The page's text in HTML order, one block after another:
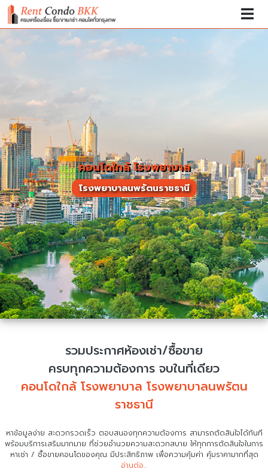
คอนโดใกล้ โรงพยาบาล
โรงพยาบาลนพรัตนราชธานี
รวมประกาศห้องเช่า/ซื้อขาย
ครบทุกความต้องการ จบในที่เดียว
คอนโดใกล้ โรงพยาบาล โรงพยาบาลนพรัตน
ราชธานี
หาข้อมูลง่าย สะดวกรวดเร็ว ตอบสนองทุกความต้องการ สามารถตัดสินใจได้ทันที
พร้อมบริการเสริมมากมาย ที่ช่วยอำนวยความสะดวกสบาย ให้ทุกการตัดสินใจในการ
หาเช่า / ซื้อขายคอนโดของคุณ มีประสิทธิภาพ เพื่อความคุ้มค่า คุ้มราคามากที่สุด
อ่านต่อ...